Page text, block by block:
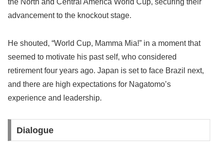
the North and Central America World Cup, securing their
advancement to the knockout stage.
He shouted, “World Cup, Mamma Mia!” in a moment that
seemed to motivate his past self, who considered
retirement four years ago. Japan is set to face Brazil next,
and there are high expectations for Nagatomo’s
experience and leadership.
Dialogue